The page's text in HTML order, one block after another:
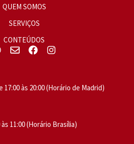
QUEM SOMOS
SERVIÇOS
CONTEÚDOS
17:00 às 20:00 (Horário de Madrid)
às 11:00 (Horário Brasília)